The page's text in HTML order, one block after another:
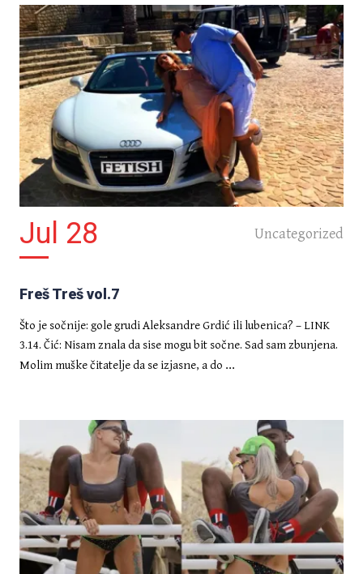
Maja Šuput privedena nakon što
je izvela dvije pjesme s novog
albuma. Grdović u strahu, Huljići
viđeni na granici s Bosnom?
CRNA KRONIKA
Preminuo vozač BMW-a kojemu
INTRIGE
MAMURLUK NA HRVATSKI
NAČIN Četiri prijatelja iz Splita
mrtvi pijani završili u Mostaru i
probudili se s diplomama
Jul 28 Uncategorized
Freš Treš vol.7
Što je sočnije: gole grudi Aleksandre Grdić ili lubenica? – LINK
3.14. Čić: Nisam znala da sise mogu bit sočne. Sad sam zbunjena.
Molim muške čitatelje da se izjasne, a do ...